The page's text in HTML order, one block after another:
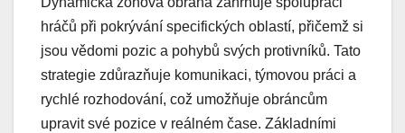
hráčů při pokrývání specifických oblastí, přičemž si
jsou vědomi pozic a pohybů svých protivníků. Tato
strategie zdůrazňuje komunikaci, týmovou práci a
rychlé rozhodování, což umožňuje obráncům
upravit své pozice v reálném čase. Základními